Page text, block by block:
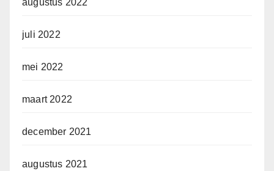
augustus 2022
juli 2022
mei 2022
maart 2022
december 2021
augustus 2021